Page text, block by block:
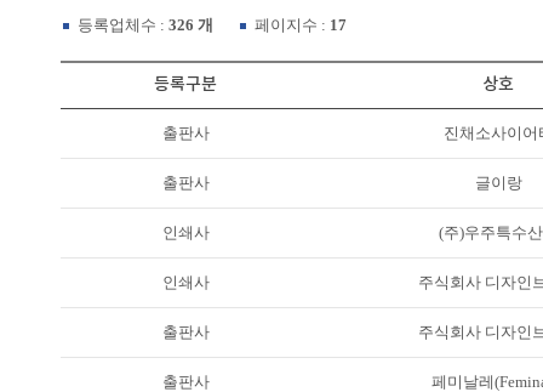
등록업체수 : 326 개 페이지수 : 17
등록구분 상호
출판사 진채소사이어
출판사 글이랑
인쇄사 (주)우주특수
인쇄사 주식회사 디자인
출판사 주식회사 디자인
출판사 페미날레